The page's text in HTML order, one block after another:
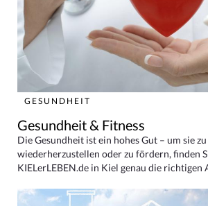
GESUNDHEIT
Gesundheit & Fitness
Die Gesundheit ist ein hohes Gut – um sie
wiederherzustellen oder zu fördern, finden
KIELerLEBEN.de in Kiel genau die richtigen